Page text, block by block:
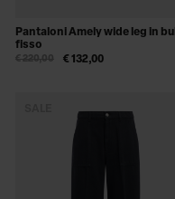
Pantaloni Amely wide leg in bull
fisso
€ 132,00
€ 220,00